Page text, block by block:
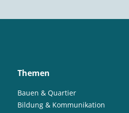
Themen
Bauen & Quartier
Bildung & Kommunikation